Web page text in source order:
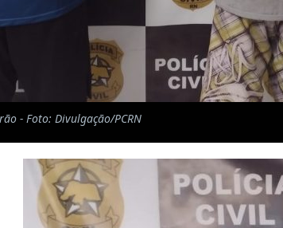
- Foto: Divulgação/PCRN